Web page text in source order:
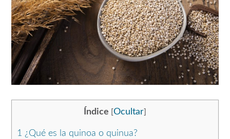
Índice Ocultar
1 ¿Qué es la quinoa o quinua?